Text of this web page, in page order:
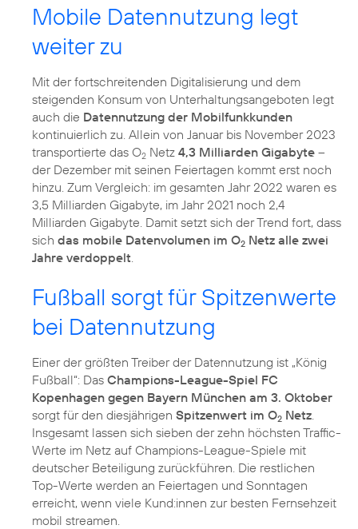
Mobile Datennutzung legt
weiter zu
Mit der fortschreitenden Digitalisierung und dem
steigenden Konsum von Unterhaltungsangeboten legt
auch die Datennutzung der Mobilfunkkunden
kontinuierlich zu. Allein von Januar bis November 2023
transportierte das O2 Netz 4,3 Milliarden Gigabyte –
der Dezember mit seinen Feiertagen kommt erst noch
hinzu. Zum Vergleich: im gesamten Jahr 2022 waren es
3,5 Milliarden Gigabyte, im Jahr 2021 noch 2,4
Milliarden Gigabyte. Damit setzt sich der Trend fort, dass
sich das mobile Datenvolumen im O2 Netz alle zwei
Jahre verdoppelt
Fußball sorgt für Spitzenwerte
bei Datennutzung
Einer der größten Treiber der Datennutzung ist „König
Fußball“: Das Champions-League-Spiel FC
Kopenhagen gegen Bayern München am 3. Oktober
sorgt für den diesjährigen Spitzenwert im O2 Netz
Insgesamt lassen sich sieben der zehn höchsten Traffic-
Werte im Netz auf Champions-League-Spiele mit
deutscher Beteiligung zurückführen. Die restlichen
Top-Werte werden an Feiertagen und Sonntagen
erreicht, wenn viele Kund:innen zur besten Fernsehzeit
mobil streamen.